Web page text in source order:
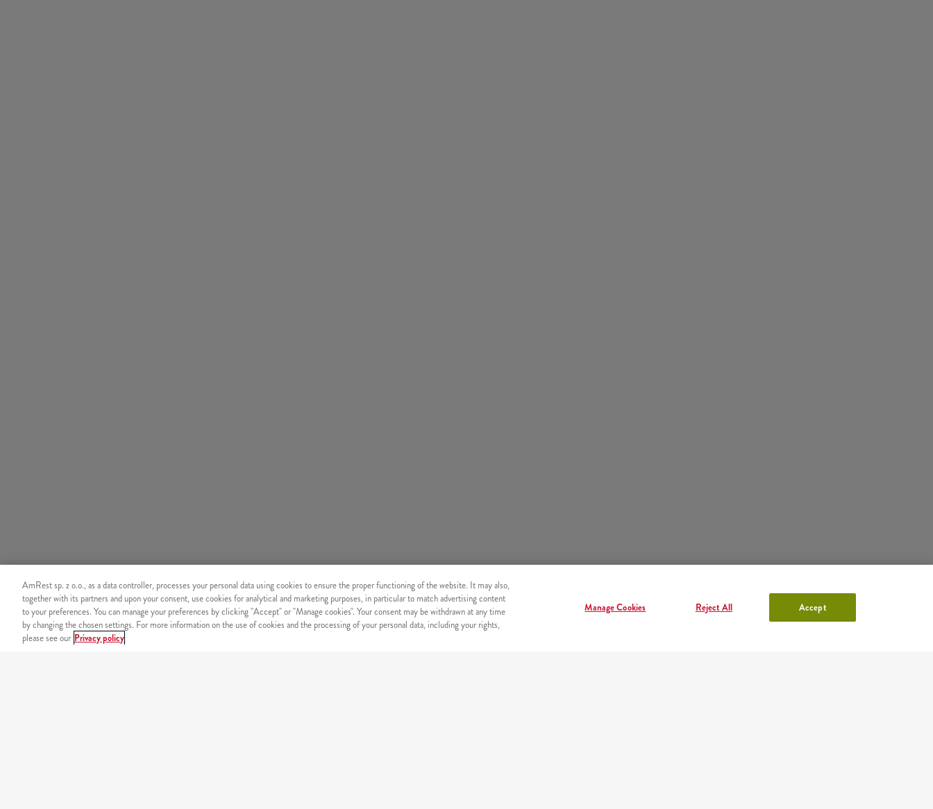
AmRest sp. z o.o., as a data controller, processes your personal data using cookies to ensure the proper functioning of the website. It may also,
together with its partners and upon your consent, use cookies for analytical and marketing purposes, in particular to match advertising content
to your preferences. You can manage your preferences by clicking "Accept" or "Manage cookies". Your consent may be withdrawn at any time
by changing the chosen settings. For more information on the use of cookies and the processing of your personal data, including your rights,
please see our Privacy policy
Manage Cookies Reject All Accept